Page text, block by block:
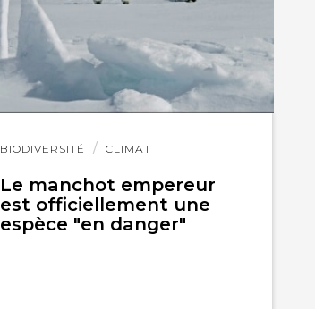
BIODIVERSITÉ CLIMAT
Le manchot empereur
est officiellement une
espèce "en danger"
Lire